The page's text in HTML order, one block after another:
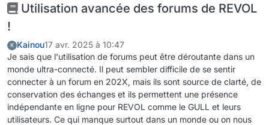
Utilisation avancée des forums de REVOL
!
K Kainou17 avr. 2025 à 10:47
Je sais que l'utilisation de forums peut être déroutante dans un
monde ultra-connecté. Il peut sembler difficile de se sentir
connecter à un forum en 202X, mais ils sont source de clarté, de
conservation des échanges et ils permettent une présence
indépendante en ligne pour REVOL comme le GULL et leurs
utilisateurs. Ce qui manque surtout dans un monde ou on nous